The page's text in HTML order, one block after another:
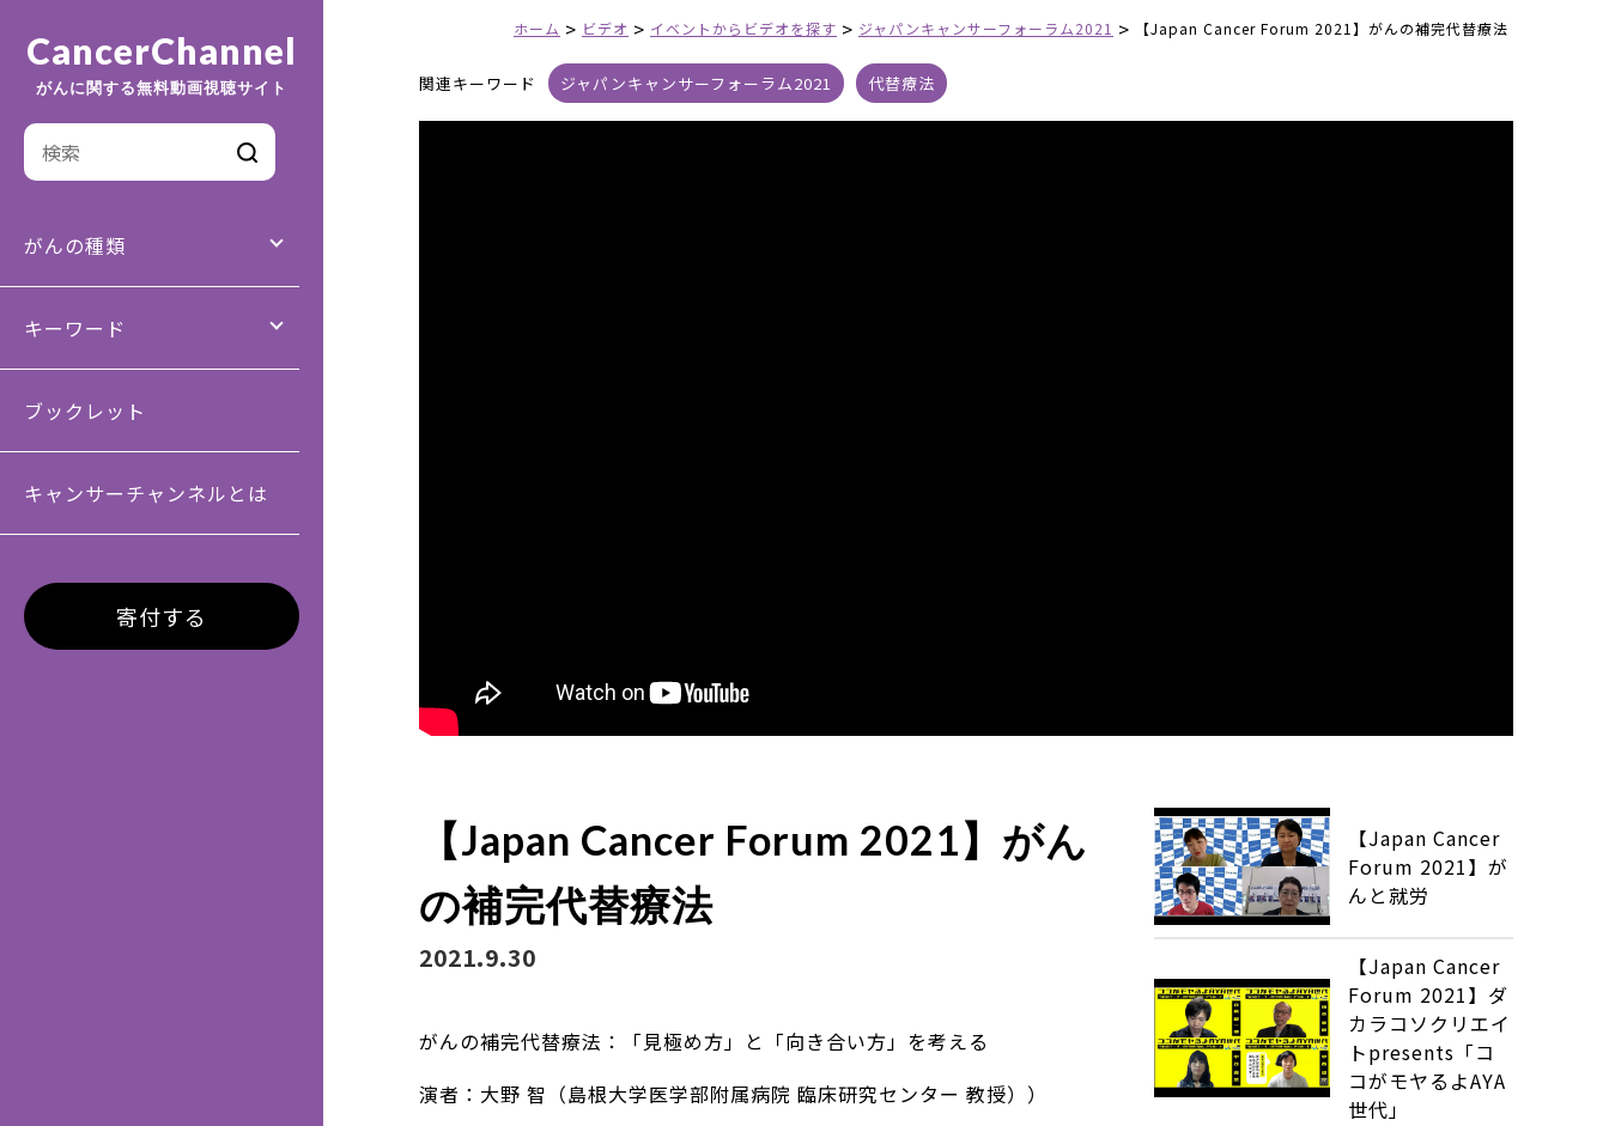
CancerChannel
がんに関する無料動画視聴サイト
がんの種類
キーワード
ブックレット
キャンサーチャンネルとは
寄付する
ホーム > ビデオ > イベントからビデオを探す > ジャパンキャンサーフォーラム2021 > 【Japan Cancer Forum 2021】がんの補完代替療法
関連キーワード ジャパンキャンサーフォーラム2021 代替療法
【Japan Cancer Forum 2021】がん
の補完代替療法
2021.9.30
がんの補完代替療法：「見極め方」と「向き合い方」を考える
演者：大野 智（島根大学医学部附属病院 臨床研究センター 教授））
【Japan Cancer
Forum 2021】が
んと就労
【Japan Cancer
Forum 2021】ダ
カラコソクリエイ
トpresents「コ
コがモヤるよAYA
世代」